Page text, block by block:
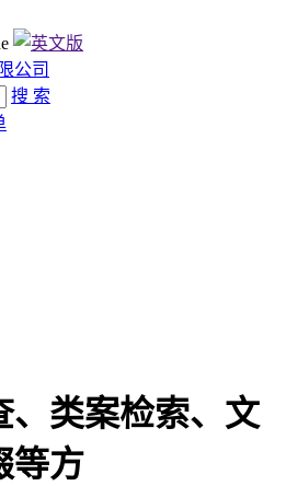
搜 索
、类案检索、文
等方